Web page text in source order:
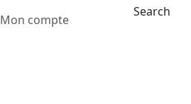
Mon compte
Search